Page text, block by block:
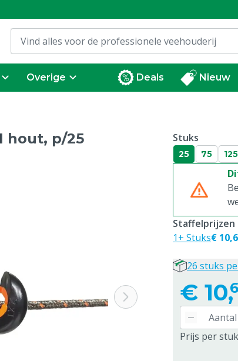
Overige Deals Nieuw
hout, p/25 Stuks
25 75 125
€ 10,
Prijs per
Staffelprijzen
1+ Stuks€
26 stuks